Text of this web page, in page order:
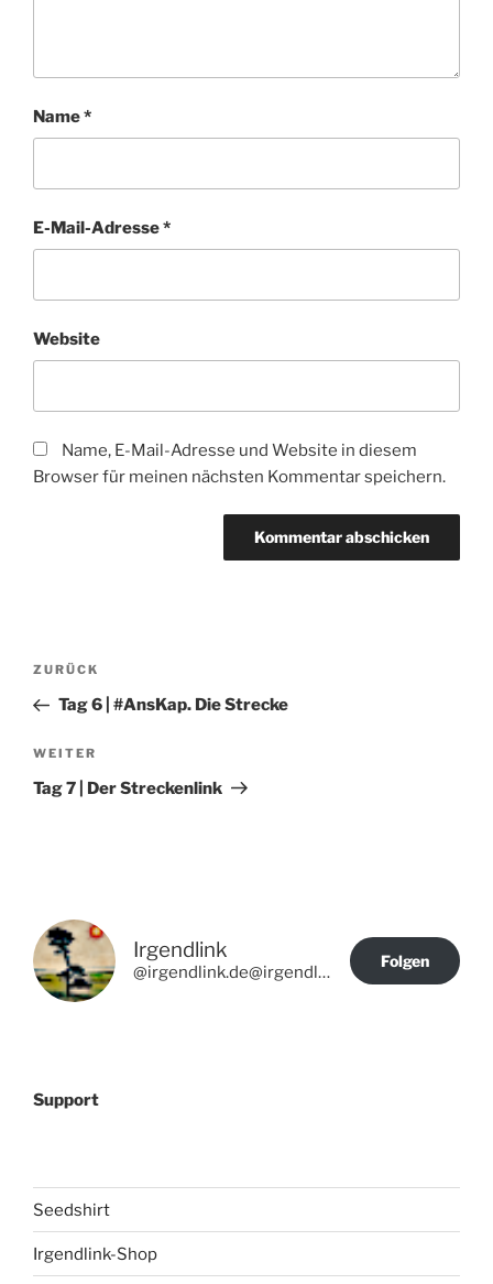
Name*
E-Mail-Adresse*
Website
Name, E-Mail-Adresse und Website in diesem
Browser für meinen nächsten Kommentar speichern.
Beitragsnavigation
Vorheriger
Beitrag
ZURÜCK
Tag 6 | #AnsKap. Die Strecke
Nächster
Beitrag
WEITER
Tag 7 | Der Streckenlink
Irgendlink
@irgendlink.de@irgendlink.de
Folgen
Support
Seedshirt
Irgendlink-Shop